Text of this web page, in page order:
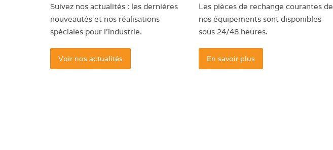
Suivez nos actualités : les dernières
nouveautés et nos réalisations
spéciales pour l'industrie.
Voir nos actualités
Les pièces de rechange courantes de
nos équipements sont disponibles
sous 24/48 heures.
En savoir plus